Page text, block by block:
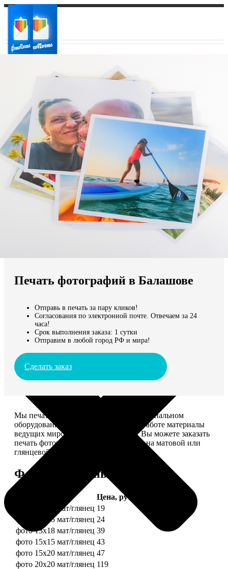
Ваш регион доставки
Выберите из списка:
Мы доставляем по всему миру
Продолжить без города
Печать фотографий в Балашове
Отправь в печать за пару кликов!
Согласования по электронной почте. Отвечаем за 24
часа!
Срок выполнения заказа: 1 сутки
Отправим в любой город РФ и мира!
Сделать заказ
Мы печатаем фотографии на профессиональном
оборудовании Noritsu, используем в работе материалы
ведущих мировых производителей. Вы можете заказать
печать фотографий разных форматов на матовой или
глянцевой фотобумаге.
Форматы и цены
Цена, руб.
фото 10х10 мат/глянец 19
фото 10х15 мат/глянец 24
фото 13х18 мат/глянец 39
фото 15х15 мат/глянец 43
фото 15х20 мат/глянец 47
фото 20х20 мат/глянец 119